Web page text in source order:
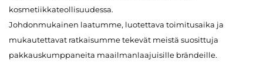
kosmetiikkateollisuudessa.
Johdonmukainen laatumme, luotettava toimitusaika ja
mukautettavat ratkaisumme tekevät meistä suosittuja
pakkauskumppaneita maailmanlaajuisille brändeille.